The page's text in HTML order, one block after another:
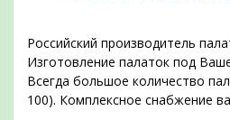
Российский производитель
Изготовление палаток под
Всегда большое количество
100). Комплексное снабжение